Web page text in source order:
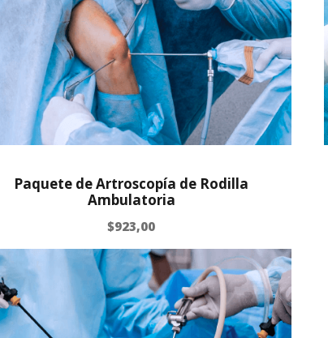
Paquete de Artroscopía de Rodilla
Ambulatoria
$923,00